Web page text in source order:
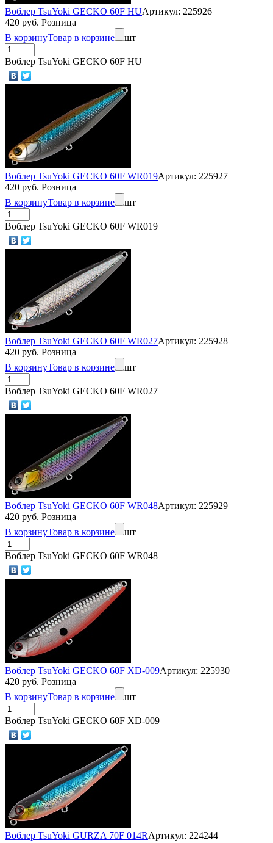
Воблер TsuYoki GECKO 60F HUАртикул: 225926
420 руб. Розница
В корзинуТовар в корзине шт
Воблер TsuYoki GECKO 60F HU
Воблер TsuYoki GECKO 60F WR019Артикул: 225927
420 руб. Розница
В корзинуТовар в корзине шт
Воблер TsuYoki GECKO 60F WR019
Воблер TsuYoki GECKO 60F WR027Артикул: 225928
420 руб. Розница
В корзинуТовар в корзине шт
Воблер TsuYoki GECKO 60F WR027
Воблер TsuYoki GECKO 60F WR048Артикул: 225929
420 руб. Розница
В корзинуТовар в корзине шт
Воблер TsuYoki GECKO 60F WR048
Воблер TsuYoki GECKO 60F XD-009Артикул: 225930
420 руб. Розница
В корзинуТовар в корзине шт
Воблер TsuYoki GECKO 60F XD-009
Воблер TsuYoki GURZA 70F 014RАртикул: 224244